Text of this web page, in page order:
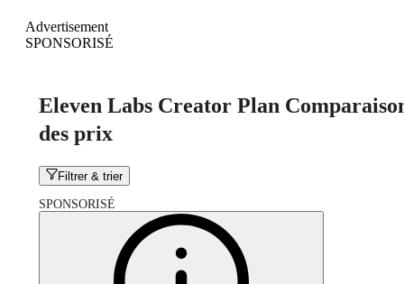
Advertisement
SPONSORISÉ
Eleven Labs Creator Plan
des prix
Filtrer & trier
SPONSORISÉ